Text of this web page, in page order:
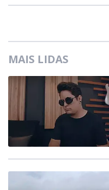
MAIS LIDAS